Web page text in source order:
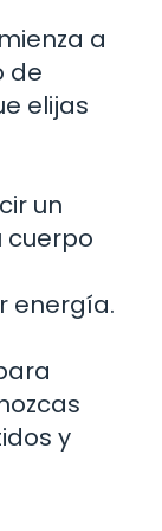
a
de
elijas
un
cuerpo
energía.
y